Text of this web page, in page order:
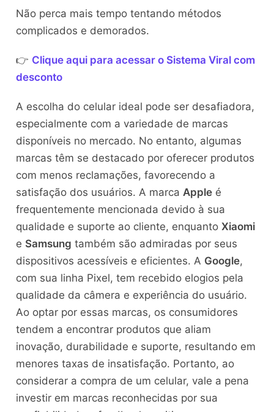
Não perca mais tempo tentando métodos
complicados e demorados.
👉 Clique aqui para acessar o Sistema Viral com
desconto
A escolha do celular ideal pode ser desafiadora,
especialmente com a variedade de marcas
disponíveis no mercado. No entanto, algumas
marcas têm se destacado por oferecer produtos
com menos reclamações, favorecendo a
satisfação dos usuários. A marca Appleé
frequentemente mencionada devido à sua
qualidade e suporte ao cliente, enquanto Xiaomi
e Samsung também são admiradas por seus
dispositivos acessíveis e eficientes. A Google,
com sua linha Pixel, tem recebido elogios pela
qualidade da câmera e experiência do usuário.
Ao optar por essas marcas, os consumidores
tendem a encontrar produtos que aliam
inovação, durabilidade e suporte, resultando em
menores taxas de insatisfação. Portanto, ao
considerar a compra de um celular, vale a pena
investir em marcas reconhecidas por sua